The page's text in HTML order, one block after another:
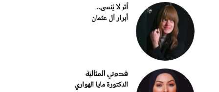
أثر لا يُنسى..
أبرار آل عثمان
قدوتي المثاليّة
الدكتورة مايا الهواري